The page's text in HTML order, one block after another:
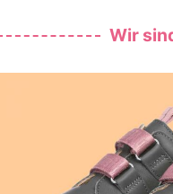
Wir